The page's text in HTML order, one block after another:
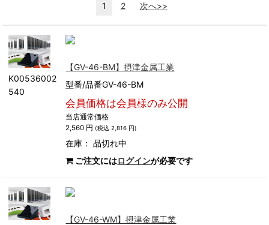
1 2 次へ>>
K00536002
540
【GV-46-BM】摂津金属工業
型番/品番GV-46-BM
会員価格は会員様のみ公開
当店通常価格
2,560 円 (税込 2,816 円)
在庫：品切れ中
ご注文にはログインが必要です
【GV-46-WM】摂津金属工業